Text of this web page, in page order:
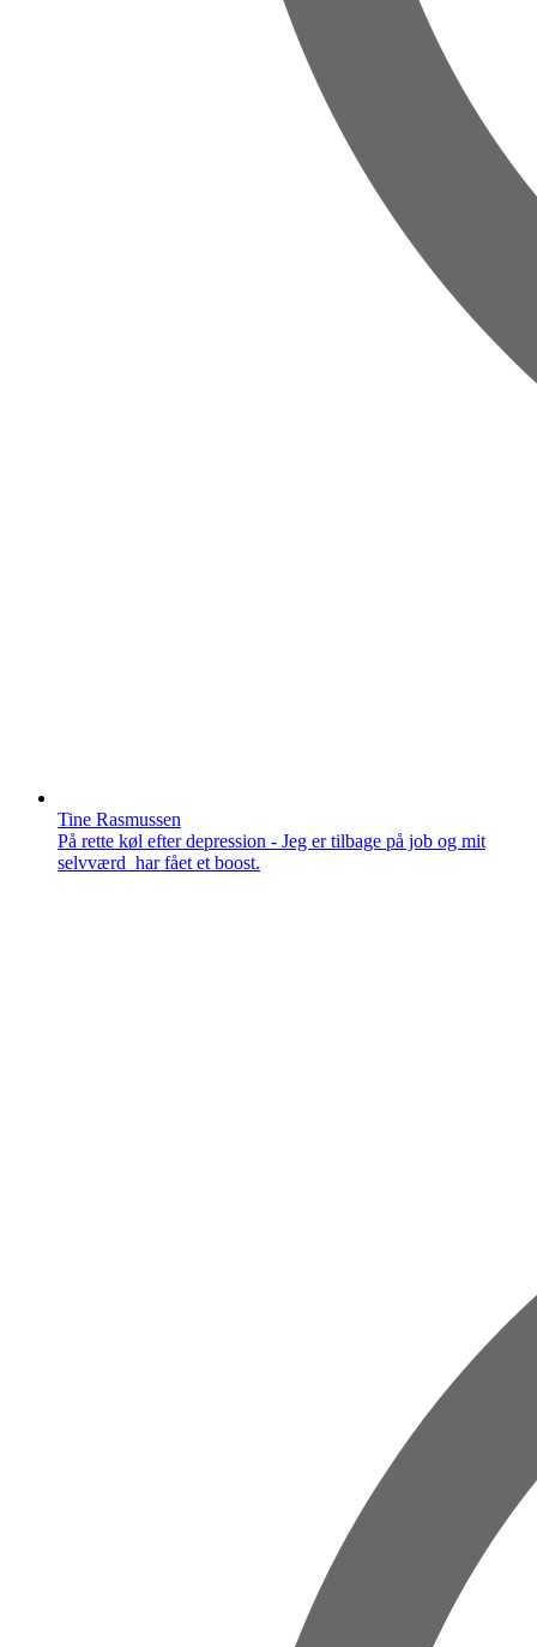
Tine Rasmussen
På rette køl efter depression - Jeg er tilbage på job og mit
selvværd har fået et boost.